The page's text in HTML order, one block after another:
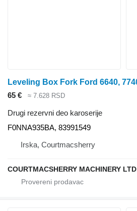
65 € ≈ 7.628 RSD
Drugi rezervni deo karoserije
F0NNA935BA, 83991549
Irska, Courtmacsherry
COURTMACSHERRY MACHINERY LTD